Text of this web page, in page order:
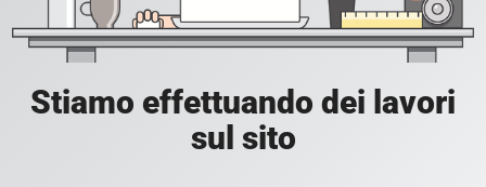
Stiamo effettuando dei lavori
sul sito